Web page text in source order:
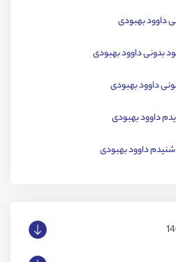
داوود بهبودی
بدونی داوود بهبودی
داوود بهبودی
داوود بهبودی
داوود بهبودی